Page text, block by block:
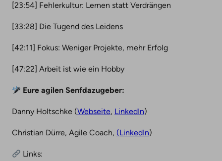
[23:54] Fehlerkultur: Lernen statt Verdrängen
[33:28] Die Tugend des Leidens
[42:11] Fokus: Weniger Projekte, mehr Erfolg
[47:22] Arbeit ist wie ein Hobby
Eure agilen Senfdazugeber:
Danny Holtschke (Webseite, LinkedIn)
Christian Dürre⁠⁠, Agile Coach, ⁠⁠(LinkedIn)
Links: